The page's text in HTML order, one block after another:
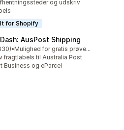
og udskriv
for Shopify
AusPost Shipping
5 stjerner
i alt
•
Mulighed for gratis prøveperiode
fragtlabels til Australia Post
Business og eParcel